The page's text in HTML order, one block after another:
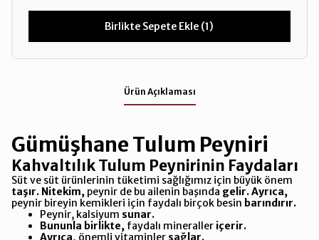
Birlikte Sepete Ekle (1)
Ürün Açıklaması
Gümüşhane Tulum Peyniri
Kahvaltılık Tulum Peynirinin Faydaları
Süt ve süt ürünlerinin tüketimi sağlığımız için büyük önem
taşır. Nitekim, peynir de bu ailenin başında gelir.Ayrıca,
peynir bireyin kemikleri için faydalı birçok besin barındırır.
Peynir, kalsiyum sunar.
Bununla birlikte, faydalı mineraller içerir.
Ayrıca, önemli vitaminler sağlar.